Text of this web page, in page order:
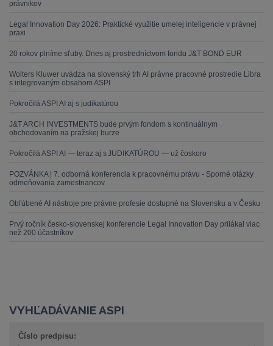
právnikov
Legal Innovation Day 2026: Praktické využitie umelej inteligencie v právnej
praxi
20 rokov plníme sľuby. Dnes aj prostredníctvom fondu J&T BOND EUR
Wolters Kluwer uvádza na slovenský trh AI právne pracovné prostredie Libra
s integrovaným obsahom ASPI
Pokročilá ASPI AI aj s judikatúrou
J&T ARCH INVESTMENTS bude prvým fondom s kontinuálnym
obchodovaním na pražskej burze
Pokročilá ASPI AI — teraz aj s JUDIKATÚROU — už čoskoro
POZVÁNKA | 7. odborná konferencia k pracovnému právu - Sporné otázky
odmeňovania zamestnancov
Obľúbené AI nástroje pre právne profesie dostupné na Slovensku a v Česku
Prvý ročník česko-slovenskej konferencie Legal Innovation Day prilákal viac
než 200 účastníkov
VYHĽADÁVANIE ASPI
Číslo predpisu: